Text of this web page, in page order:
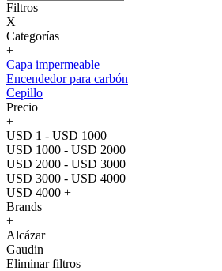
Filtros
X
Categorías
+
Capa impermeable
Encendedor para carbón
Cepillo
Precio
+
USD 1 - USD 1000
USD 1000 - USD 2000
USD 2000 - USD 3000
USD 3000 - USD 4000
USD 4000 +
Brands
+
Alcázar
Gaudin
Eliminar filtros